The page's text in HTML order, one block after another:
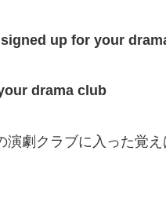
up for your
drama club
演劇クラブに入った覚